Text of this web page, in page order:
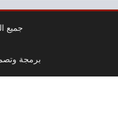
جميع
برمجة